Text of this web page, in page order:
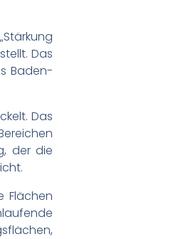
Das
Baden-
Das
der die
Flächen